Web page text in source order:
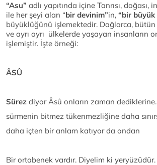
“Asu” adlı yapıtında içine Tanrısı, doğası,
ile her şeyi alan “bir devinim”in, “bir büyük
büyüklüğünü işlemektedir. Dağlarca,
ve ayrı ayrı ülkelerde yaşayan insanların
işlemiştir. İşte örneği:
ÂSÛ
Sürez diyor Âsû onların zaman
sürmenin bitmez tükenmezliğine daha
daha içten bir anlam katıyor da ondan
Bir ortabenek vardır. Diyelim ki yeryüzüdür.